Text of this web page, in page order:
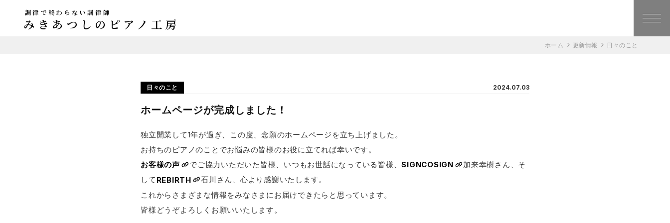
調律で終わらない調律師
みきあつしのピアノ工房
ホーム 更新情報 日々のこと
日々のこと 2024.07.03
ホームページが完成しました！
独立開業して1年が過ぎ、この度、念願のホームページを立ち上げました。
お持ちのピアノのことでお悩みの皆様のお役に立てれば幸いです。
お客様の声
でご協力いただいた皆様、いつもお世話になっている皆様、SIGNCOSIGN
加来幸樹さん、そ
して REBIRTH
石川さん、心より感謝いたします。
これからさまざまな情報をみなさまにお届けできたらと思っています。
皆様どうぞよろしくお願いいたします。